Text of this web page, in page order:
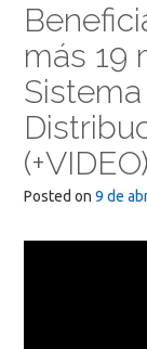
más 19
(+VIDEO)
Posted on 9 de